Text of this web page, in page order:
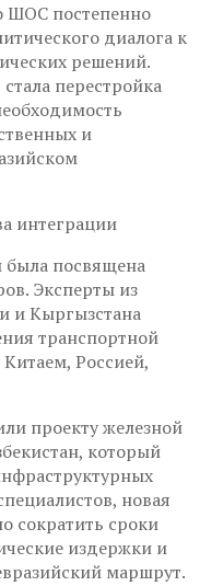
ШОС постепенно
диалога к
решений.
перестройка
и
интеграции
была посвящена
Эксперты из
и Кыргызстана
транспортной
Россией,
проекту железной
который
новая
сократить сроки
издержки и
маршрут.